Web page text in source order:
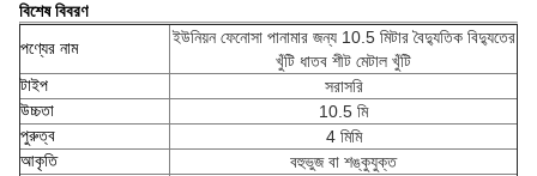
বিশেষ বিবরণ
পণ্যের নাম
ইউনিয়ন ফেনোসা পানামার জন্য 10.5 মিটার বৈদ্যুতিক বিদ্যুতের
খুঁটি ধাতব শীট মেটাল খুঁটি
টাইপ
সরাসরি
উচ্চতা
10.5 মি
পুরুত্ব
4 মিমি
আকৃতি
বহুভুজ বা শঙ্কুযুক্ত